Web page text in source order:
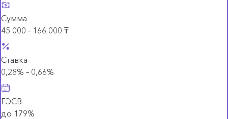
Сумма
45 000 - 166 000 ₸
Ставка
0,28% – 0,66%
ГЭСВ
до 179%